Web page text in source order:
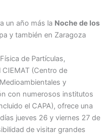
un año más la Noche de los
y también en Zaragoza
de Partículas,
(Centro de
y
con numerosos institutos
el CAPA), ofrece una
jueves 26 y viernes 27 de
de visitar grandes